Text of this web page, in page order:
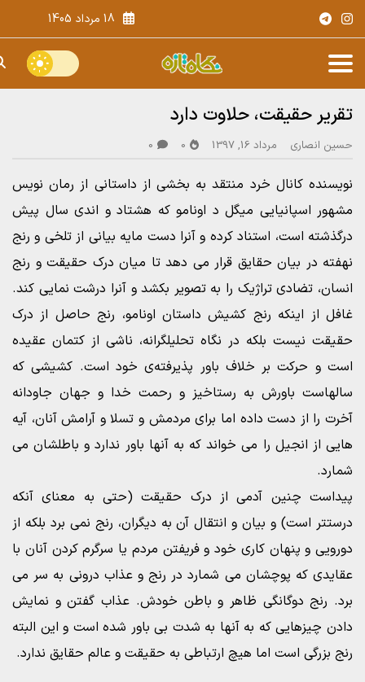
18 مرداد 1405
تقریر حقیقت، حلاوت دارد
حسین انصاری مرداد 16, 1397 0
0
نویسنده کانال خرد منتقد به بخشی از داستانی از رمان نویس
مشهور اسپانیایی میگل د اونامو که هشتاد و اندی سال پیش
درگذشته است، استناد کرده و آنرا دست مایه بیانی از تلخی و رنج
نهفته در بیان حقایق قرار می دهد تا میان درک حقیقت و رنج
انسان، تضادی تراژیک را به تصویر بکشد و آنرا درشت نمایی کند.
غافل از اینکه رنج کشیش داستان اونامو، رنج حاصل از درک
حقیقت نیست بلکه در نگاه تحلیلگرانه، ناشی از کتمان عقیده
است و حرکت بر خلاف باور پذیرفته‌ی خود است. کشیشی که
سالهاست باورش به رستاخیز و رحمت خدا و جهان جاودانه
آخرت را از دست داده اما برای مردمش و تسلا و آرامش آنان، آیه
هایی از انجیل را می خواند که به آنها باور ندارد و باطلشان می
شمارد.
پیداست چنین آدمی از درک حقیقت (حتی به معنای آنکه
درستتر است) و بیان و انتقال آن به دیگران، رنج نمی برد بلکه از
دورویی و پنهان کاری خود و فریفتن مردم یا سرگرم کردن آنان با
عقایدی که پوچشان می شمارد در رنج و عذاب درونی به سر می
برد. رنج دوگانگی ظاهر و باطن خودش. عذاب گفتن و نمایش
دادن چیزهایی که به آنها به شدت بی باور شده است و این البته
رنج بزرگی است اما هیچ ارتباطی به حقیقت و عالم حقایق ندارد.